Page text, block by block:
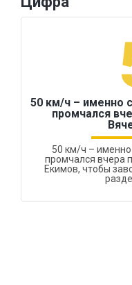
50 км/ч – именно
промчался
50 км/ч – именно
промчался вчера
Екимов, чтобы